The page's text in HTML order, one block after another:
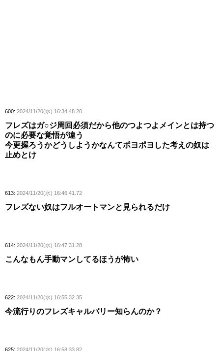
600: 2024/11/20(水) 16:34:48.20
フレズはガ○ジ周回必須だから他のつよつよメインとは持つ
のに必要な覚悟が違う
今更握ろうかどうしようかなんてポヨポヨした考えの奴は
止めとけ
613: 2024/11/20(水) 16:46:41.72
フレズない奴はフルオートマンと見られるだけ
614: 2024/11/20(水) 16:47:31.28
こんなもん手動マンしてるほうが怖い
622: 2024/11/20(水) 16:55:32.35
今流行りのフレズキャルバリー知らんのか？
625: 2024/11/20(水) 16:58:33.82